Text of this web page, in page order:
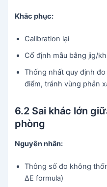
Khắc phục:
Calibration lại
Cố định mẫu bằng jig/
Thống nhất quy định
điểm, tránh vùng phản
6.2 Sai khác lớn
phòng
Nguyên nhân:
Thông số đo không
ΔE formula)